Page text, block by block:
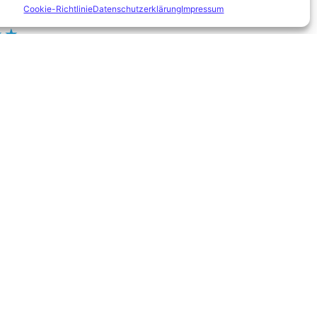
Cookie-RichtlinieDatenschutzerklärungImpressum
★